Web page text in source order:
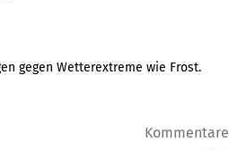
gegen Wetterextreme wie Frost.
Kommentare